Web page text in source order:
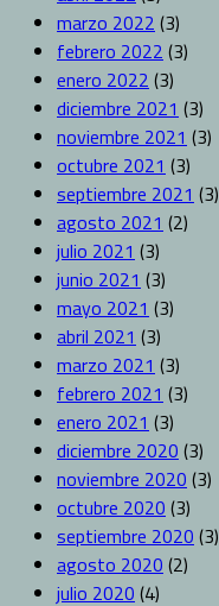
marzo 2022 (3)
febrero 2022 (3)
enero 2022 (3)
diciembre 2021 (3)
noviembre 2021 (3)
octubre 2021 (3)
septiembre 2021 (3)
agosto 2021 (2)
julio 2021 (3)
junio 2021 (3)
mayo 2021 (3)
abril 2021 (3)
marzo 2021 (3)
febrero 2021 (3)
enero 2021 (3)
diciembre 2020 (3)
noviembre 2020 (3)
octubre 2020 (3)
septiembre 2020 (3)
agosto 2020 (2)
julio 2020 (4)